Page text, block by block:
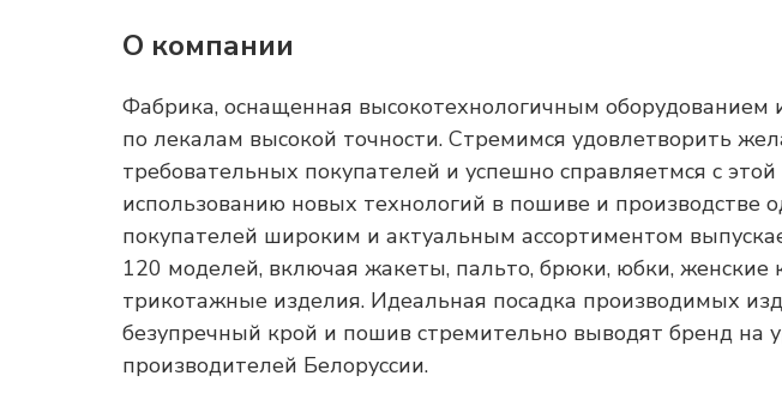
О компании
Фабрика, оснащенная высокотехнологичным
по лекалам высокой точности. Стремимся удовлетворить
требовательных покупателей и успешно справляетмся с
использованию новых технологий в пошиве и производстве
покупателей широким и актуальным ассортиментом
120 моделей, включая жакеты, пальто, брюки, юбки, женские
трикотажные изделия. Идеальная посадка производимых
безупречный крой и пошив стремительно выводят бренд на
производителей Белоруссии.